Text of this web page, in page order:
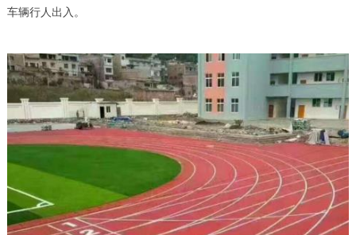
车辆行人出入。